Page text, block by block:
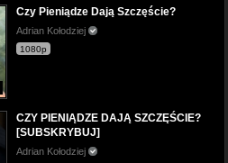
Czy Pieniądze Dają Szczęście?
Adrian Kołodziej
1080p
CZY PIENIĄDZE DAJĄ SZCZĘŚCIE?
[SUBSKRYBUJ]
Adrian Kołodziej